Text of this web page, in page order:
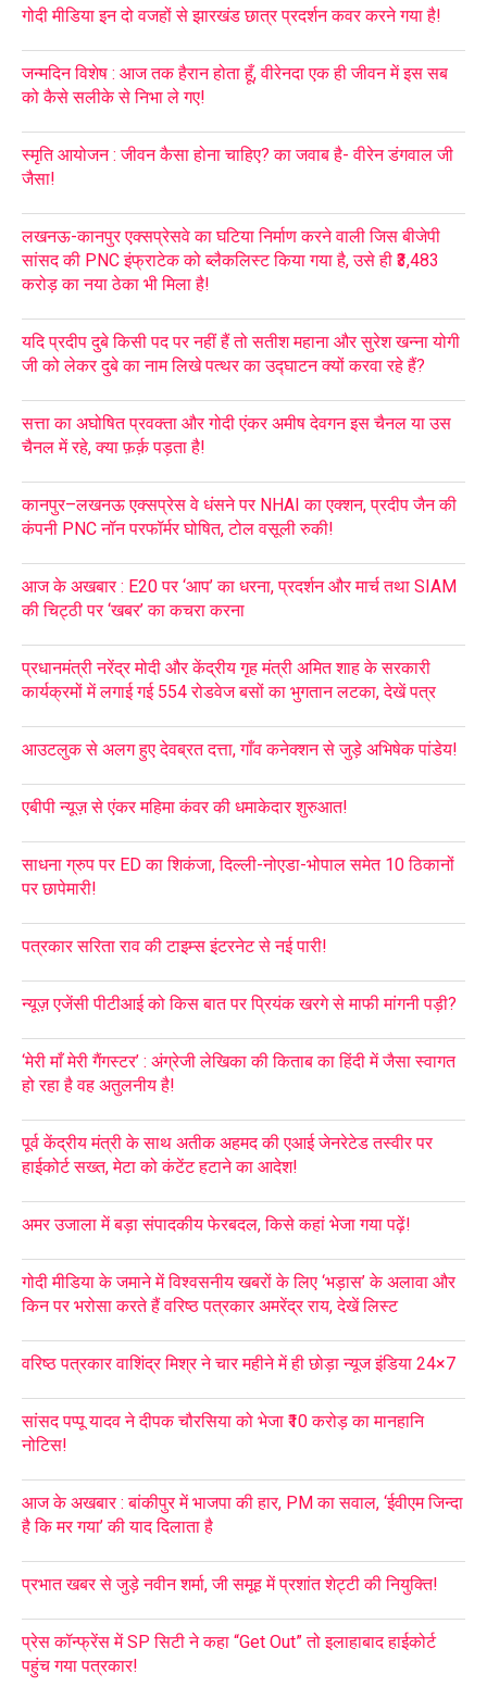
गोदी मीडिया इन दो वजहों से झारखंड छात्र प्रदर्शन कवर करने गया है!
जन्मदिन विशेष : आज तक हैरान होता हूँ, वीरेनदा एक ही जीवन में इस सब
को कैसे सलीके से निभा ले गए!
स्मृति आयोजन : जीवन कैसा होना चाहिए? का जवाब है- वीरेन डंगवाल जी
जैसा!
लखनऊ-कानपुर एक्सप्रेसवे का घटिया निर्माण करने वाली जिस बीजेपी
सांसद की PNC इंफ्राटेक को ब्लैकलिस्ट किया गया है, उसे ही ₹3,483
करोड़ का नया ठेका भी मिला है!
यदि प्रदीप दुबे किसी पद पर नहीं हैं तो सतीश महाना और सुरेश खन्ना योगी
जी को लेकर दुबे का नाम लिखे पत्थर का उद्घाटन क्यों करवा रहे हैं?
सत्ता का अघोषित प्रवक्ता और गोदी एंकर अमीष देवगन इस चैनल या उस
चैनल में रहे, क्या फ़र्क़ पड़ता है!
कानपुर–लखनऊ एक्सप्रेस वे धंसने पर NHAI का एक्शन, प्रदीप जैन की
कंपनी PNC नॉन परफॉर्मर घोषित, टोल वसूली रुकी!
आज के अखबार : E20 पर ‘आप’ का धरना, प्रदर्शन और मार्च तथा SIAM
की चिट्ठी पर ‘खबर’ का कचरा करना
प्रधानमंत्री नरेंद्र मोदी और केंद्रीय गृह मंत्री अमित शाह के सरकारी
कार्यक्रमों में लगाई गई 554 रोडवेज बसों का भुगतान लटका, देखें पत्र
आउटलुक से अलग हुए देवब्रत दत्ता, गाँव कनेक्शन से जुड़े अभिषेक पांडेय!
एबीपी न्यूज़ से एंकर महिमा कंवर की धमाकेदार शुरुआत!
साधना ग्रुप पर ED का शिकंजा, दिल्ली-नोएडा-भोपाल समेत 10 ठिकानों
पर छापेमारी!
पत्रकार सरिता राव की टाइम्स इंटरनेट से नई पारी!
न्यूज़ एजेंसी पीटीआई को किस बात पर प्रियंक खरगे से माफी मांगनी पड़ी?
‘मेरी माँ मेरी गैंगस्टर’ : अंग्रेजी लेखिका की किताब का हिंदी में जैसा स्वागत
हो रहा है वह अतुलनीय है!
पूर्व केंद्रीय मंत्री के साथ अतीक अहमद की एआई जेनरेटेड तस्वीर पर
हाईकोर्ट सख्त, मेटा को कंटेंट हटाने का आदेश!
अमर उजाला में बड़ा संपादकीय फेरबदल, किसे कहां भेजा गया पढ़ें!
गोदी मीडिया के जमाने में विश्वसनीय खबरों के लिए ‘भड़ास’ के अलावा और
किन पर भरोसा करते हैं वरिष्ठ पत्रकार अमरेंद्र राय, देखें लिस्ट
वरिष्ठ पत्रकार वाशिंद्र मिश्र ने चार महीने में ही छोड़ा न्यूज इंडिया 24×7
सांसद पप्पू यादव ने दीपक चौरसिया को भेजा ₹10 करोड़ का मानहानि
नोटिस!
आज के अखबार : बांकीपुर में भाजपा की हार, PM का सवाल, ‘ईवीएम जिन्दा
है कि मर गया’ की याद दिलाता है
प्रभात खबर से जुड़े नवीन शर्मा, जी समूह में प्रशांत शेट्टी की नियुक्ति!
प्रेस कॉन्फ्रेंस में SP सिटी ने कहा “Get Out” तो इलाहाबाद हाईकोर्ट
पहुंच गया पत्रकार!